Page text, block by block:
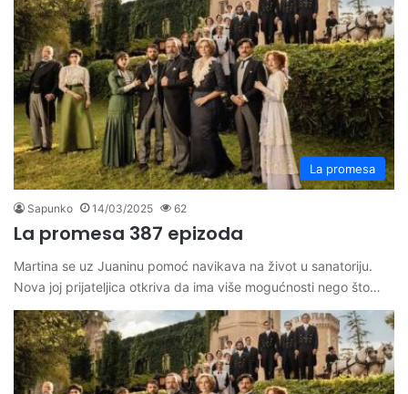
La promesa
Sapunko 14/03/2025 62
La promesa 387 epizoda
Martina se uz Juaninu pomoć navikava na život u sanatoriju.
Nova joj prijateljica otkriva da ima više mogućnosti nego što…